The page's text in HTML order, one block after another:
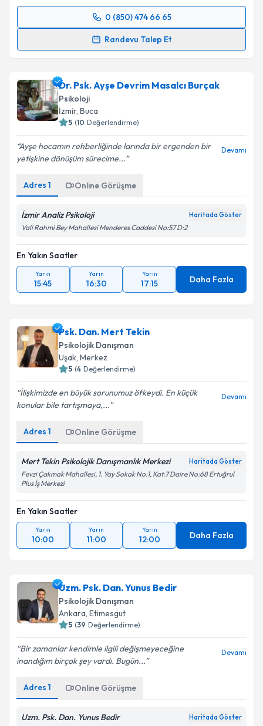
0 (850) 474 66 65
Randevu Talep Et
Randevu Takvimi Talebi
takvim hazırlandığında e-posta ile bilgilendireceğiz.
E-posta Adresiniz
Kişisel verilerimin işlenmesine ilişkin
kapsamda işlenmesini kabul ediyorum.
Takvim Talebini Gönder
Dr. Psk. Ayşe Devrim Masalcı Burçak
Psikoloji
İzmir, Buca
5 (10 Değerlendirme)
Ayşe hocamın rehberliğinde larında bir ergenden bir
yetişkine dönüşüm sürecime...
Devamı
Adres 1 Online Görüşme
İzmir Analiz Psikoloji Haritada Göster
Vali Rahmi Bey Mahallesi Menderes Caddesi No:57 D:2
En Yakın Saatler
Yarın
15:45
Yarın
16:30
Yarın
17:15 Daha Fazla
Psk. Dan. Mert Tekin
Psikolojik Danışman
Uşak, Merkez
5 (4 Değerlendirme)
İlişkimizde en büyük sorunumuz öfkeydi. En küçük
konular bile tartışmaya,...
Devamı
Adres 1 Online Görüşme
Mert Tekin Psikolojik Danışmanlık Merkezi Haritada Göster
Fevzi Çakmak Mahallesi, 1. Yay Sokak No:1, Kat:7 Daire No:68 Ertuğrul
Plus İş Merkezi
En Yakın Saatler
Yarın
10:00
Yarın
11:00
Yarın
12:00 Daha Fazla
Uzm. Psk. Dan. Yunus Bedir
Psikolojik Danışman
Ankara, Etimesgut
5 (39 Değerlendirme)
Bir zamanlar kendimle ilgili değişmeyeceğine
inandığım birçok şey vardı. Bugün...
Devamı
Adres 1 Online Görüşme
Uzm. Psk. Dan. Yunus Bedir Haritada Göster